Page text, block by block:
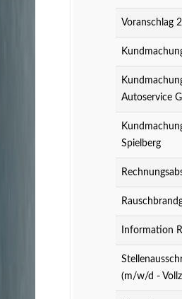
Voranschlag
Autoservice
Spielberg
Information
(m/w/d -